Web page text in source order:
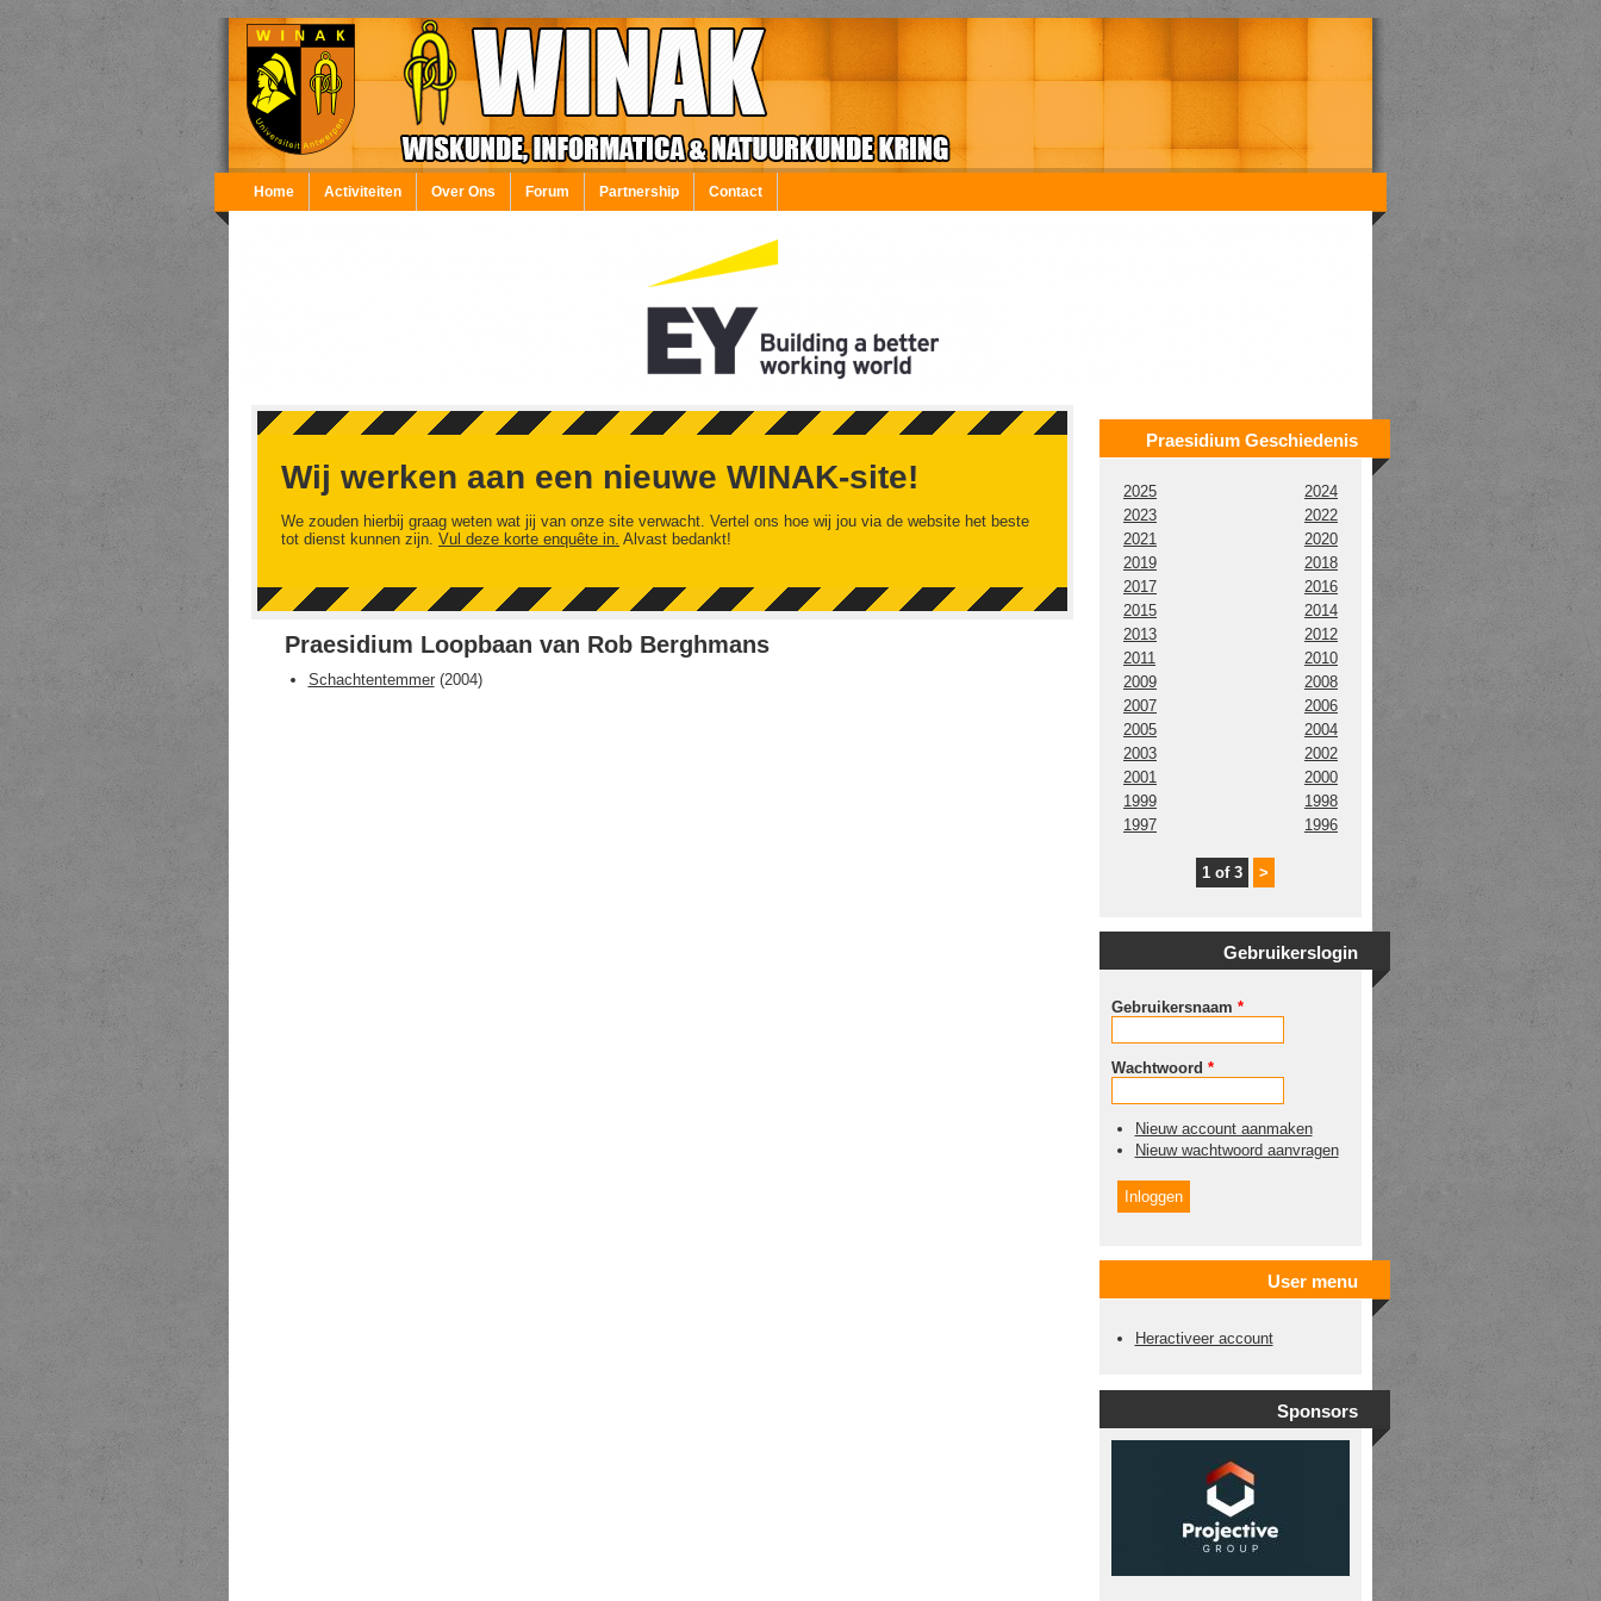
Overslaan en naar de inhoud gaan
Home Activiteiten Over Ons Forum Partnership Contact
Wij werken aan een nieuwe WINAK-site!
We zouden hierbij graag weten wat jij van onze site verwacht. Vertel ons hoe wij jou via de website het beste
tot dienst kunnen zijn. Vul deze korte enquête in. Alvast bedankt!
Praesidium Loopbaan van Rob Berghmans
Schachtentemmer(2004)
Praesidium Geschiedenis
2025
2024
2023
2022
2021
2020
2019
2018
2017
2016
2015
2014
2013
2012
2011
2010
2009
2008
2007
2006
2005
2004
2003
2002
2001
2000
1999
1998
1997
1996
1 of 3 >
Gebruikerslogin
Gebruikersnaam *
Wachtwoord *
Nieuw account aanmaken
Nieuw wachtwoord aanvragen
User menu
Heractiveer account
Sponsors